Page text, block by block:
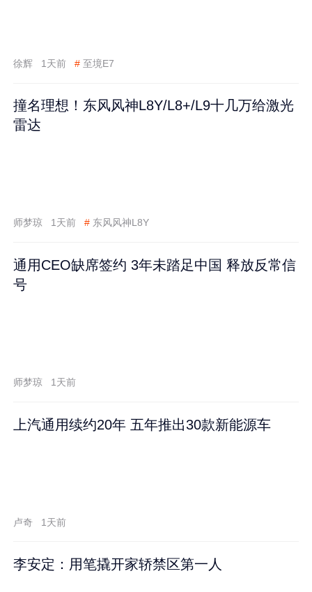
徐辉 1天前 # 至境E7
撞名理想！东风风神L8Y/L8+/L9十几万给激光
雷达
师梦琼 1天前 # 东风风神L8Y
通用CEO缺席签约 3年未踏足中国 释放反常信
号
师梦琼 1天前
上汽通用续约20年 五年推出30款新能源车
卢奇 1天前
李安定：用笔撬开家轿禁区第一人